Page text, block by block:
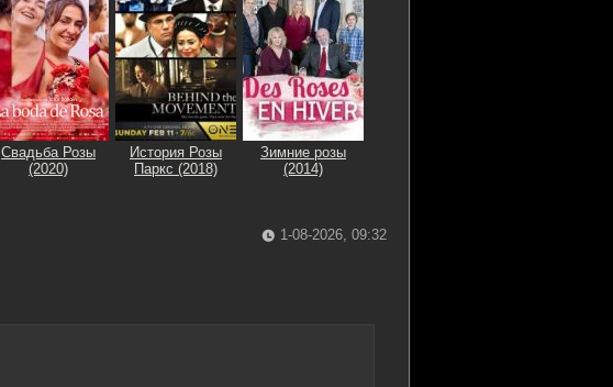
Свадьба Розы
(2020)
История Розы
Паркс (2018)
Зимние розы
(2014)
1-08-2026, 09:32